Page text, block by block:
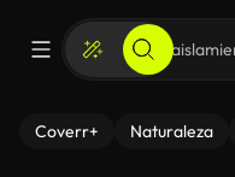
Coverr+ Naturaleza